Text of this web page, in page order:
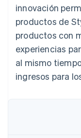
Sesiones de
Descubre
Mirar ahora
innovación
productos de
productos con
experiencias
al mismo
ingresos para